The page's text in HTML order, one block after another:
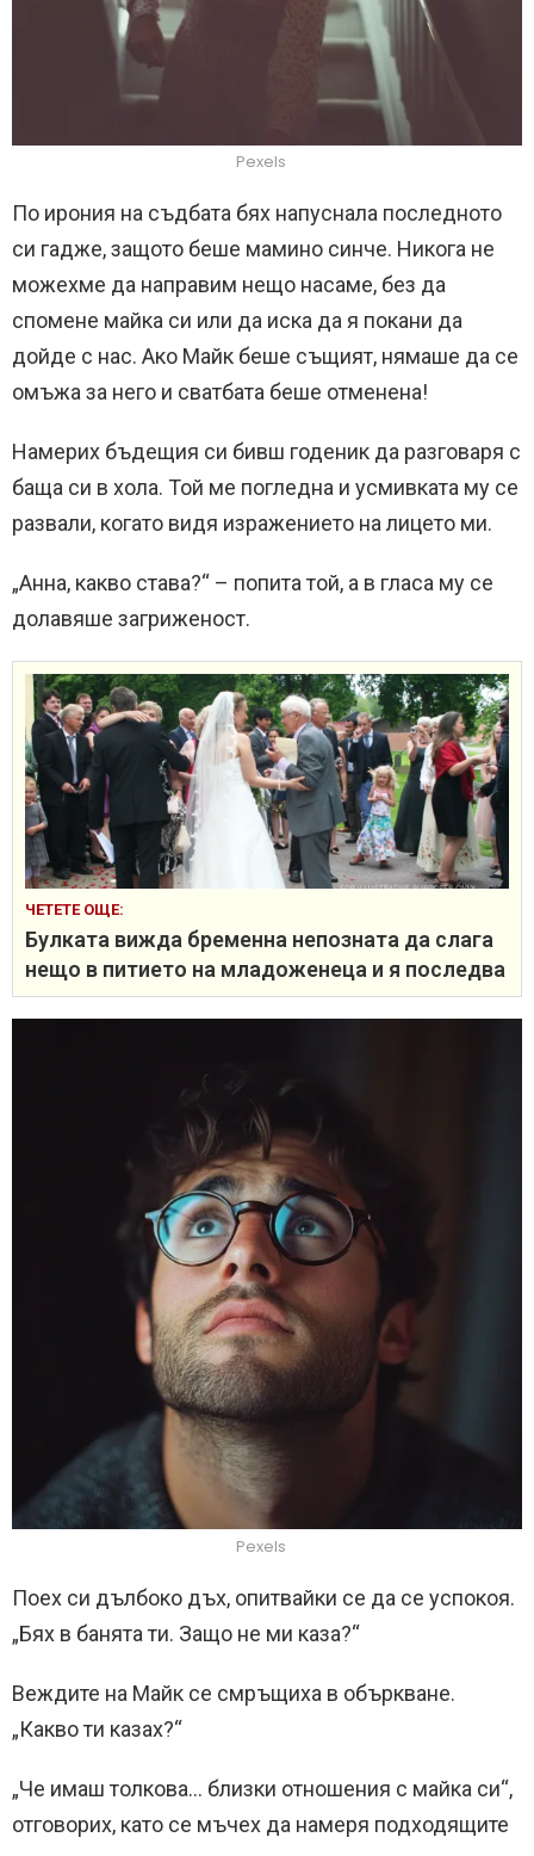
Pexels
По ирония на съдбата бях напуснала последното
си гадже, защото беше мамино синче. Никога не
можехме да направим нещо насаме, без да
спомене майка си или да иска да я покани да
дойде с нас. Ако Майк беше същият, нямаше да се
омъжа за него и сватбата беше отменена!
Намерих бъдещия си бивш годеник да разговаря с
баща си в хола. Той ме погледна и усмивката му се
развали, когато видя изражението на лицето ми.
„Анна, какво става?“ – попита той, а в гласа му се
долавяше загриженост.
ЧЕТЕТЕ ОЩЕ:
Булката вижда бременна непозната да слага
нещо в питието на младоженеца и я последва
Pexels
Поех си дълбоко дъх, опитвайки се да се успокоя.
„Бях в банята ти. Защо не ми каза?“
Веждите на Майк се смръщиха в объркване.
„Какво ти казах?“
„Че имаш толкова… близки отношения с майка си“,
отговорих, като се мъчех да намеря подходящите